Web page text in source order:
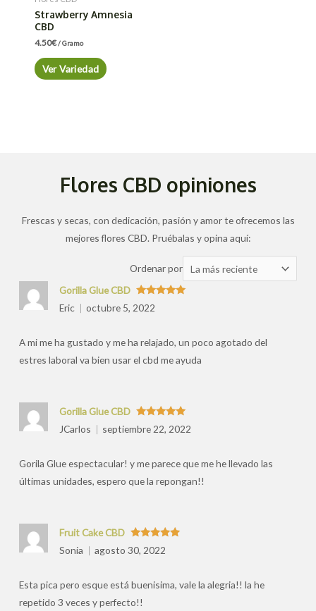
Strawberry Amnesia
CBD
4.50€/ Gramo
Ver Variedad
Flores CBD opiniones
Frescas y secas, con dedicación, pasión y amor te ofrecemos las
mejores flores CBD. Pruébalas y opina aquí:
Ordenar por Ordenar
las
Valorado
con
Gorilla Glue CBD
Eric
octubre 5, 2022
A mi me ha gustado y me ha relajado, un poco agotado del
estres laboral va bien usar el cbd me ayuda
Valorado
con5de 5
Gorilla Glue CBD
JCarlos
septiembre 22, 2022
Gorila Glue espectacular! y me parece que me he llevado las
últimas unidades, espero que la repongan!!
Valorado
con5de 5
Fruit Cake CBD
Sonia
agosto 30, 2022
Esta pica pero esque está buenisima, vale la alegria!! la he
repetido 3 veces y perfecto!!